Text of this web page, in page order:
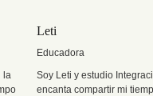
la
Leti
Educadora
Soy Leti y estudio
encanta compartir mi